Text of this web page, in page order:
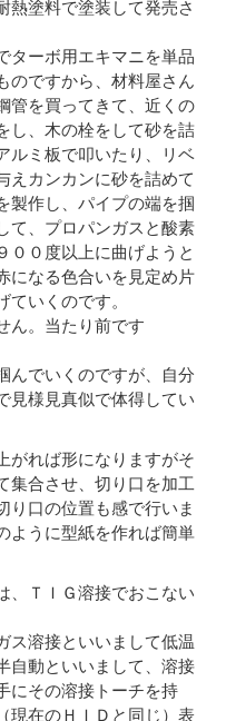
熱塗料で塗装して発売さ
ターボ用エキマニを単品
のですから、材料屋さん
管を買ってきて、近くの
し、木の栓をして砂を詰
ルミ板で叩いたり、リベ
えカンカンに砂を詰めて
製作し、パイプの端を掴
て、プロパンガスと酸素
００度以上に曲げようと
になる色合いを見定め片
いくのです。
ん。当たり前です
んでいくのですが、自分
見様見真似で体得してい
がれば形になりますがそ
集合させ、切り口を加工
り口の位置も感で行いま
ように型紙を作れば簡単
、ＴＩＧ溶接でおこない
ス溶接といいまして低温
自動といいまして、溶接
にその溶接トーチを持
現在のＨＩＤと同じ）表